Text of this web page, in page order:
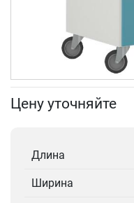
Цену уточняйте
Длина
Ширина